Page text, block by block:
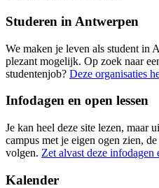
Studeren in Antwerpen
We maken je leven als student in
plezant mogelijk. Op zoek naar
studentenjob? Deze organisaties
Infodagen en open lessen
Je kan heel deze site lezen,
campus met je eigen ogen zien,
volgen. Zet alvast deze infodagen
Kalender